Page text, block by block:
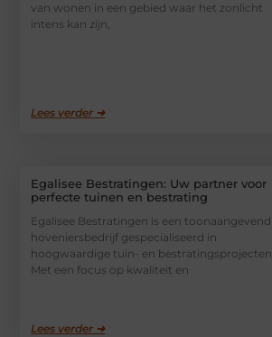
van wonen in een gebied waar het zonlicht
intens kan zijn,
Lees verder ➜
Egalisee Bestratingen: Uw partner voor
perfecte tuinen en bestrating
Egalisee Bestratingen is een toonaangevend
hoveniersbedrijf gespecialiseerd in
hoogwaardige tuin- en bestratingsprojecten.
Met een focus op kwaliteit en
Lees verder ➜